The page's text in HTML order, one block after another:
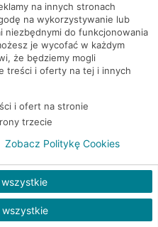
Bankomat (Planet
Cash)
Bankomat
Bankomat (Planet
Cash)
Bankomat (Planet
Cash)
(Planet Cash)
na innych stronach
na wykorzystywanie lub
niezbędnymi do funkcjonowania
je wycofać w każdym
że będziemy mogli
treści i oferty na tej i innych
i ofert na stronie
trzecie
Zobacz Politykę Cookies